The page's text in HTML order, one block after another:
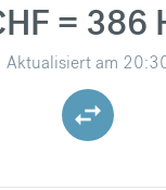
= 386
Aktualisiert am